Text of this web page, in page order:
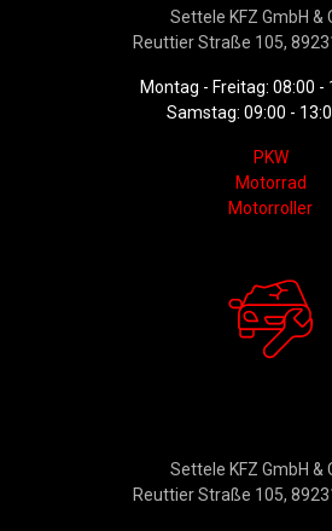
Settele KFZ GmbH &
Reuttier Straße 105,
Montag - Freitag: 08:00 -
Samstag: 09:00 -
PKW
Motorrad
Motorroller
Settele KFZ GmbH &
Reuttier Straße 105,